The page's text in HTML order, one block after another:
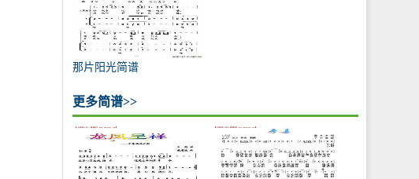
那片阳光简谱
更多简谱>>